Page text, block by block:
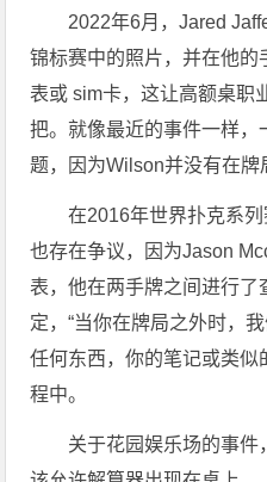
2022年6月，Jared
锦标赛中的照片，并在他的
表或 sim卡，这让高额桌职
把。就像最近的事件一样，
题，因为Wilson并没有在牌
在2016年世界扑克系
也存在争议，因为Jason
表，他在两手牌之间进行
定，“当你在牌局之外时，
任何东西，你的笔记或类似
程中。
关于花园娱乐场的事件